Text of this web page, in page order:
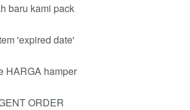
baru kami pack
'expired date'
HARGA hamper
ORDER